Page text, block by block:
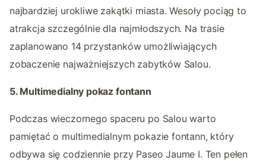
najbardziej urokliwe zakątki miasta. Wesoły pociąg to
atrakcja szczególnie dla najmłodszych. Na trasie
zaplanowano 14 przystanków umożliwiających
zobaczenie najważniejszych zabytków Salou.
5. Multimedialny pokaz fontann
Podczas wieczornego spaceru po Salou warto
pamiętać o multimedialnym pokazie fontann, który
odbywa się codziennie przy Paseo Jaume I. Ten pełen